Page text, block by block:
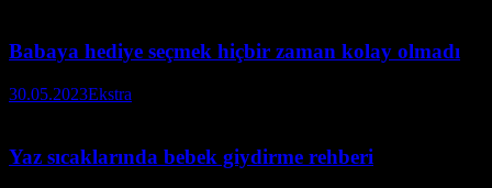
Babaya hediye seçmek hiçbir zaman kolay olmadı
30.05.2023Ekstra
Yaz sıcaklarında bebek giydirme rehberi